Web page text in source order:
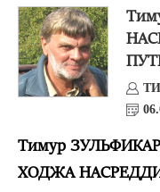
Тимур
ХОДЖА